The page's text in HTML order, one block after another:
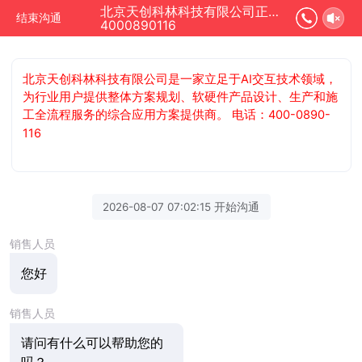
结束沟通
北京天创科林科技有限公司正在为您服务
4000890116
北京天创科林科技有限公司是一家立足于AI交互技术领域，
为行业用户提供整体方案规划、软硬件产品设计、生产和施
工全流程服务的综合应用方案提供商。 电话：400-0890-
116
2026-08-07 07:02:15 开始沟通
销售人员
您好
销售人员
请问有什么可以帮助您的